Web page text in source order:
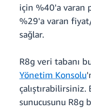
için %40'a varan
%29'a varan
sağlar.
R8g veri tabanı
Yönetim Konsolu
sunucusunu R8g